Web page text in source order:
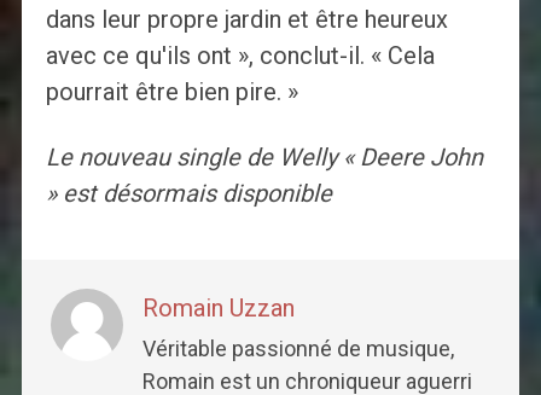
dans leur propre jardin et être heureux
avec ce qu'ils ont », conclut-il. « Cela
pourrait être bien pire. »
Le nouveau single de Welly « Deere John
» est désormais disponible
Romain Uzzan
Véritable passionné de musique,
Romain est un chroniqueur aguerri